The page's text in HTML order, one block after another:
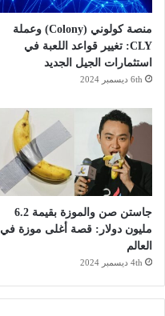
منصة كولوني (Colony) وعملة
CLY: تغيير قواعد اللعبة في
استثمارات الجيل الجديد
6th ديسمبر 2024
جاستن صن والموزة بقيمة 6.2
مليون دولار: قصة أغلى موزة في
العالم
4th ديسمبر 2024